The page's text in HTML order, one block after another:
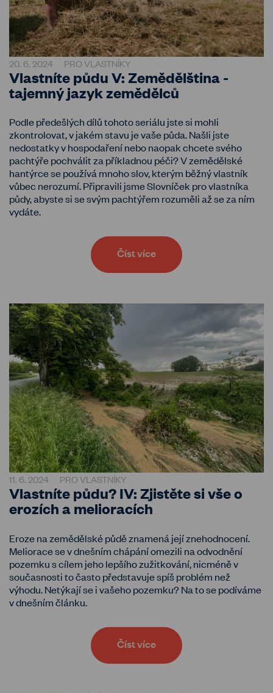
20. 6. 2024 PRO VLASTNÍKY
Vlastníte půdu V: Zemědělština -
tajemný jazyk zemědělců
Podle předešlých dílů tohoto seriálu jste si mohli
zkontrolovat, v jakém stavu je vaše půda. Našli jste
nedostatky v hospodaření nebo naopak chcete svého
pachtýře pochválit za příkladnou péči? V zemědělské
hantýrce se používá mnoho slov, kterým běžný vlastník
vůbec nerozumí. Připravili jsme Slovníček pro vlastníka
půdy, abyste si se svým pachtýřem rozuměli až se za ním
vydáte.
Číst více
11. 6. 2024 PRO VLASTNÍKY
Vlastníte půdu? IV: Zjistěte si vše o
erozích a melioracích
Eroze na zemědělské půdě znamená její znehodnocení.
Meliorace se v dnešním chápání omezili na odvodnění
pozemku s cílem jeho lepšího zužitkování, nicméně v
současnosti to často představuje spíš problém než
výhodu. Netýkají se i vašeho pozemku? Na to se podíváme
v dnešním článku.
Číst více